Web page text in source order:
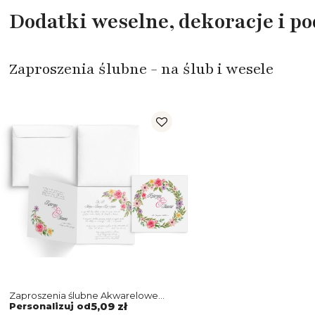
Dodatki weselne, dekoracje i
Zaproszenia ślubne - na ślub i wesele
Zaproszenia ślubne Akwarelowe
Wianki - Motyw 5
Personalizuj od5,09 zł